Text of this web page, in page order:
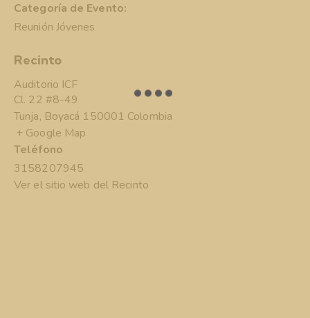
Categoría de Evento:
Reunión Jóvenes
Recinto
Auditorio ICF
Cl. 22 #8-49
Tunja, Boyacá 150001 Colombia
+ Google Map
Teléfono
3158207945
Ver el sitio web del Recinto